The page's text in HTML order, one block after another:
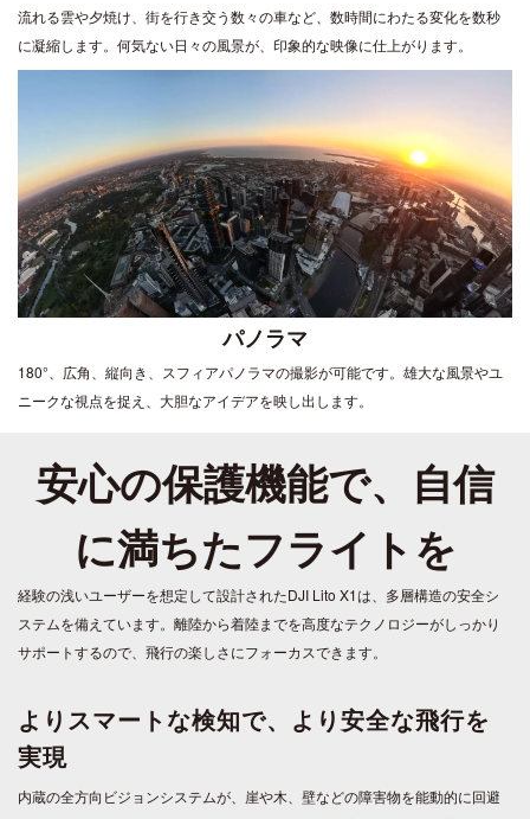
流れる雲や夕焼け、街を行き交う数々の車など、数時間にわたる変化を数秒
に凝縮します。何気ない日々の風景が、印象的な映像に仕上がります。
パノラマ
180°、広角、縦向き、スフィアパノラマの撮影が可能です。雄大な風景やユ
ニークな視点を捉え、大胆なアイデアを映し出します。
安心の保護機能で、自信
に満ちたフライトを
経験の浅いユーザーを想定して設計されたDJI Lito X1は、多層構造の安全シ
ステムを備えています。離陸から着陸までを高度なテクノロジーがしっかり
サポートするので、飛行の楽しさにフォーカスできます。
よりスマートな検知で、より安全な飛行を
実現
内蔵の全方向ビジョンシステムが、崖や木、壁などの障害物を能動的に回避